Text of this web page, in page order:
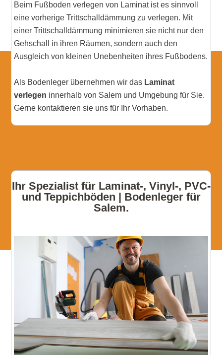
Beim Fußboden verlegen von Laminat ist es sinnvoll
eine vorherige Trittschalldämmung zu verlegen. Mit
einer Trittschalldämmung minimieren sie nicht nur den
Gehschall in ihren Räumen, sondern auch den
Ausgleich von kleinen Unebenheiten ihres Fußbodens.
Als Bodenleger übernehmen wir das Laminat
verlegen innerhalb von Salem und Umgebung für Sie.
Gerne kontaktieren sie uns für Ihr Vorhaben.
Ihr Spezialist für Laminat-, Vinyl-, PVC-
und Teppichböden | Bodenleger für
Salem.